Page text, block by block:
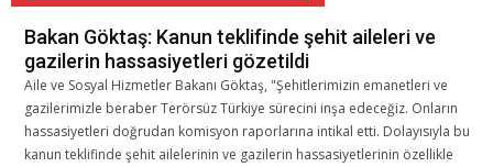
Bakan Göktaş: Kanun teklifinde şehit aileleri ve
gazilerin hassasiyetleri gözetildi
Aile ve Sosyal Hizmetler Bakanı Göktaş, "Şehitlerimizin emanetleri ve
gazilerimizle beraber Terörsüz Türkiye sürecini inşa edeceğiz. Onların
hassasiyetleri doğrudan komisyon raporlarına intikal etti. Dolayısıyla bu
kanun teklifinde şehit ailelerinin ve gazilerin hassasiyetlerinin özellikle